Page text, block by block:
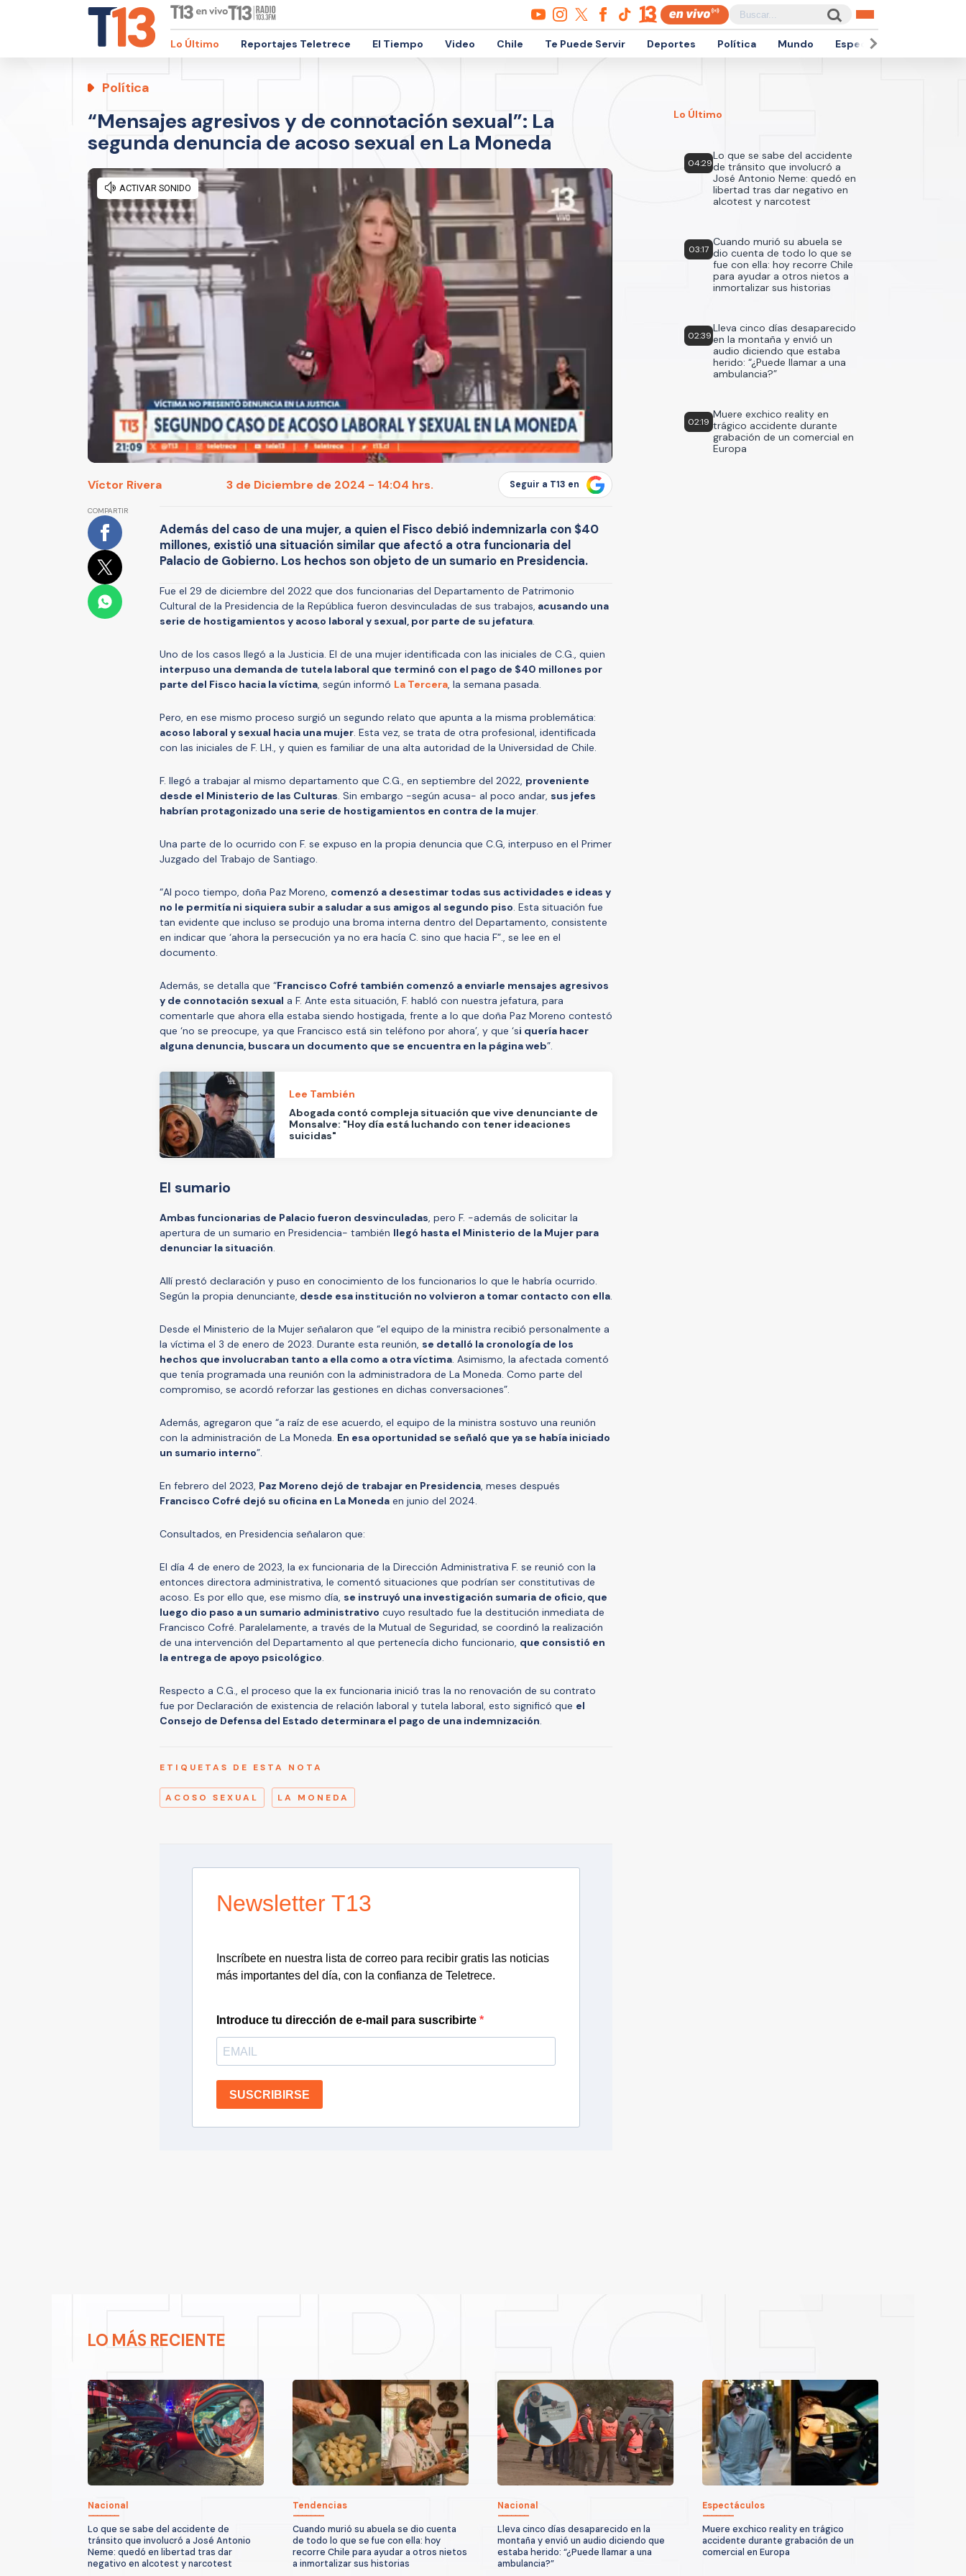
Lo Último Reportajes Teletrece El Tiempo Video Chile Te Puede Servir Deportes Política Mundo Espectáculos
Política
“Mensajes agresivos y de connotación sexual”: La
segunda denuncia de acoso sexual en La Moneda
Víctor Rivera 3 de Diciembre de 2024 - 14:04 hrs. Seguir a T13 en
COMPARTIR
Además del caso de una mujer, a quien el Fisco debió indemnizarla con $40
millones, existió una situación similar que afectó a otra funcionaria del
Palacio de Gobierno. Los hechos son objeto de un sumario en Presidencia.
Fue el 29 de diciembre del 2022 que dos funcionarias del Departamento de Patrimonio
Cultural de la Presidencia de la República fueron desvinculadas de sus trabajos, acusando una
serie de hostigamientos y acoso laboral y sexual, por parte de su jefatura.
Uno de los casos llegó a la Justicia. El de una mujer identificada con las iniciales de C.G., quien
interpuso una demanda de tutela laboral que terminó con el pago de $40 millones por
parte del Fisco hacia la víctima, según informó La Tercera, la semana pasada.
Pero, en ese mismo proceso surgió un segundo relato que apunta a la misma problemática:
acoso laboral y sexual hacia una mujer. Esta vez, se trata de otra profesional, identificada
con las iniciales de F. LH., y quien es familiar de una alta autoridad de la Universidad de Chile.
F. llegó a trabajar al mismo departamento que C.G., en septiembre del 2022, proveniente
desde el Ministerio de las Culturas. Sin embargo -según acusa- al poco andar, sus jefes
habrían protagonizado una serie de hostigamientos en contra de la mujer.
Una parte de lo ocurrido con F. se expuso en la propia denuncia que C.G, interpuso en el Primer
Juzgado del Trabajo de Santiago.
“Al poco tiempo, doña Paz Moreno, comenzó a desestimar todas sus actividades e ideas y
no le permitía ni siquiera subir a saludar a sus amigos al segundo piso. Esta situación fue
tan evidente que incluso se produjo una broma interna dentro del Departamento, consistente
en indicar que ‘ahora la persecución ya no era hacía C. sino que hacia F”., se lee en el
documento.
Además, se detalla que “Francisco Cofré también comenzó a enviarle mensajes agresivos
y de connotación sexual a F. Ante esta situación, F. habló con nuestra jefatura, para
comentarle que ahora ella estaba siendo hostigada, frente a lo que doña Paz Moreno contestó
que ‘no se preocupe, ya que Francisco está sin teléfono por ahora’, y que ‘si quería hacer
alguna denuncia, buscara un documento que se encuentra en la página web”.
Lee También
Abogada contó compleja situación que vive denunciante de
Monsalve: "Hoy día está luchando con tener ideaciones
suicidas"
El sumario
Ambas funcionarias de Palacio fueron desvinculadas, pero F. -además de solicitar la
apertura de un sumario en Presidencia- también llegó hasta el Ministerio de la Mujer para
denunciar la situación.
Allí prestó declaración y puso en conocimiento de los funcionarios lo que le habría ocurrido.
Según la propia denunciante, desde esa institución no volvieron a tomar contacto con ella.
Desde el Ministerio de la Mujer señalaron que “el equipo de la ministra recibió personalmente a
la víctima el 3 de enero de 2023. Durante esta reunión, se detalló la cronología de los
hechos que involucraban tanto a ella como a otra víctima. Asimismo, la afectada comentó
que tenía programada una reunión con la administradora de La Moneda. Como parte del
compromiso, se acordó reforzar las gestiones en dichas conversaciones”.
Además, agregaron que “a raíz de ese acuerdo, el equipo de la ministra sostuvo una reunión
con la administración de La Moneda. En esa oportunidad se señaló que ya se había iniciado
un sumario interno”.
En febrero del 2023, Paz Moreno dejó de trabajar en Presidencia, meses después
Francisco Cofré dejó su oficina en La Moneda en junio del 2024.
Consultados, en Presidencia señalaron que:
El día 4 de enero de 2023, la ex funcionaria de la Dirección Administrativa F. se reunió con la
entonces directora administrativa, le comentó situaciones que podrían ser constitutivas de
acoso. Es por ello que, ese mismo día, se instruyó una investigación sumaria de oficio, que
luego dio paso a un sumario administrativo cuyo resultado fue la destitución inmediata de
Francisco Cofré. Paralelamente, a través de la Mutual de Seguridad, se coordinó la realización
de una intervención del Departamento al que pertenecía dicho funcionario, que consistió en
la entrega de apoyo psicológico.
Respecto a C.G., el proceso que la ex funcionaria inició tras la no renovación de su contrato
fue por Declaración de existencia de relación laboral y tutela laboral, esto significó que el
Consejo de Defensa del Estado determinara el pago de una indemnización.
ETIQUETAS DE ESTA NOTA
ACOSO SEXUAL LA MONEDA
Newsletter T13
Inscríbete en nuestra lista de correo para recibir gratis las noticias
más importantes del día, con la confianza de Teletrece.
Introduce tu dirección de e-mail para suscribirte
SUSCRIBIRSE
Lo Último
04:29
Lo que se sabe del accidente
de tránsito que involucró a
José Antonio Neme: quedó en
libertad tras dar negativo en
alcotest y narcotest
03:17
Cuando murió su abuela se
dio cuenta de todo lo que se
fue con ella: hoy recorre Chile
para ayudar a otros nietos a
inmortalizar sus historias
02:39
Lleva cinco días desaparecido
en la montaña y envió un
audio diciendo que estaba
herido: “¿Puede llamar a una
ambulancia?”
02:19
Muere exchico reality en
trágico accidente durante
grabación de un comercial en
Europa
LO MÁS RECIENTE
Nacional
Lo que se sabe del accidente de
tránsito que involucró a José Antonio
Neme: quedó en libertad tras dar
negativo en alcotest y narcotest
Tendencias
Cuando murió su abuela se dio cuenta
de todo lo que se fue con ella: hoy
recorre Chile para ayudar a otros nietos
a inmortalizar sus historias
Nacional
Lleva cinco días desaparecido en la
montaña y envió un audio diciendo que
estaba herido: “¿Puede llamar a una
ambulancia?”
Espectáculos
Muere exchico reality en trágico
accidente durante grabación de un
comercial en Europa